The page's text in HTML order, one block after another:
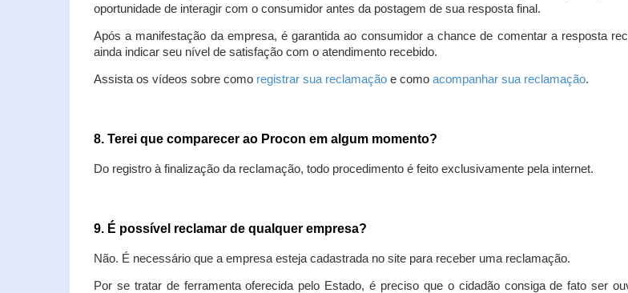
oportunidade de interagir com o consumidor antes da postagem de sua resposta final.
Após a manifestação da empresa, é garantida ao consumidor a chance de comentar a resposta
ainda indicar seu nível de satisfação com o atendimento recebido.
Assista os vídeos sobre como registrar sua reclamação e como acompanhar sua reclamação.
8. Terei que comparecer ao Procon em algum momento?
Do registro à finalização da reclamação, todo procedimento é feito exclusivamente pela internet.
9. É possível reclamar de qualquer empresa?
Não. É necessário que a empresa esteja cadastrada no site para receber uma reclamação.
Por se tratar de ferramenta oferecida pelo Estado, é preciso que o cidadão consiga de fato ser